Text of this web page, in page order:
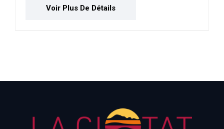
Voir Plus De Détails